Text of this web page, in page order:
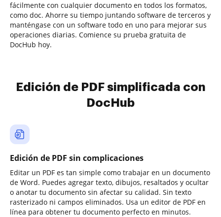
fácilmente con cualquier documento en todos los formatos,
como doc. Ahorre su tiempo juntando software de terceros y
manténgase con un software todo en uno para mejorar sus
operaciones diarias. Comience su prueba gratuita de
DocHub hoy.
Edición de PDF simplificada con
DocHub
Edición de PDF sin complicaciones
Editar un PDF es tan simple como trabajar en un documento
de Word. Puedes agregar texto, dibujos, resaltados y ocultar
o anotar tu documento sin afectar su calidad. Sin texto
rasterizado ni campos eliminados. Usa un editor de PDF en
línea para obtener tu documento perfecto en minutos.